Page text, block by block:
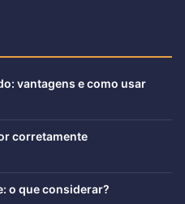
vantagens e como usar
corretamente
o que considerar?